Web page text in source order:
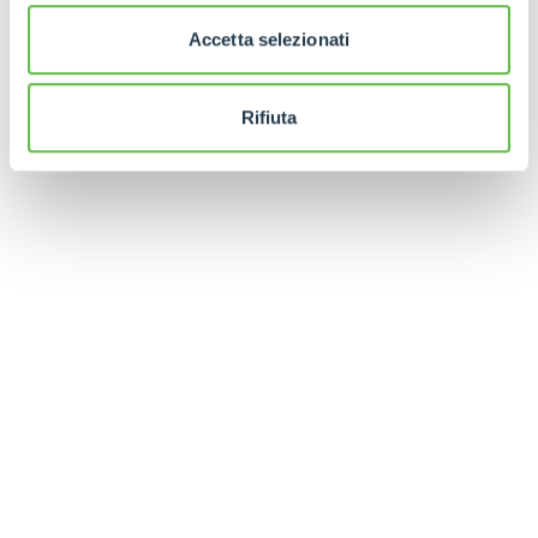
Accetta selezionati
Rifiuta